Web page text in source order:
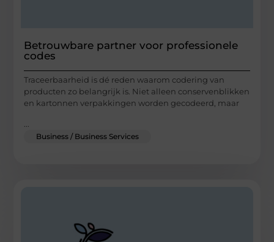
Betrouwbare partner voor professionele
codes
Traceerbaarheid is dé reden waarom codering van
producten zo belangrijk is. Niet alleen conservenblikken
en kartonnen verpakkingen worden gecodeerd, maar
Business / Business Services